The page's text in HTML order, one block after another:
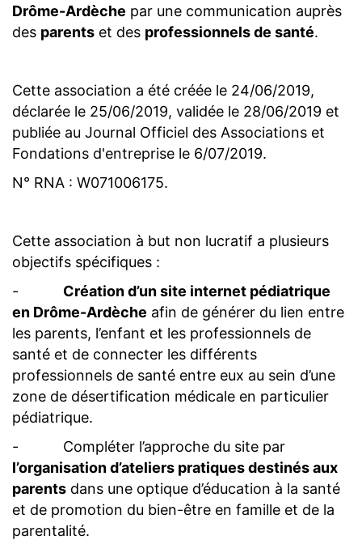
Drôme-Ardèche par une communication auprès
des parents et des professionnels de santé.
Cette association a été créée le 24/06/2019,
déclarée le 25/06/2019, validée le 28/06/2019 et
publiée au Journal Officiel des Associations et
Fondations d'entreprise le 6/07/2019.
N° RNA : W071006175.
Cette association à but non lucratif a plusieurs
objectifs spécifiques :
- Création d’un site internet pédiatrique
en Drôme-Ardèche afin de générer du lien entre
les parents, l’enfant et les professionnels de
santé et de connecter les différents
professionnels de santé entre eux au sein d’une
zone de désertification médicale en particulier
pédiatrique.
- Compléter l’approche du site par
l’organisation d’ateliers pratiques destinés aux
parents dans une optique d’éducation à la santé
et de promotion du bien-être en famille et de la
parentalité.